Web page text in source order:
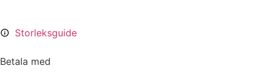
Storleksguide
Betala med